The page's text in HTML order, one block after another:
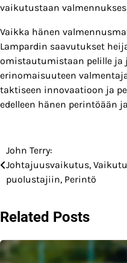
vaikutustaan
Vaikka hänen
Lampardin saavutukset
omistautumistaan pelille ja
erinomaisuuteen
taktiseen innovaatioon ja
edelleen hänen perintöään
Post
navigation
John Terry:
Johtajuusvaikutus,
puolustajiin, Perintö
Related Posts